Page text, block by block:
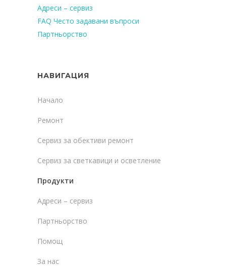
Адреси – сервиз
FAQ Често задавани въпроси
Партньорство
НАВИГАЦИЯ
Начало
Ремонт
Сервиз за обективи ремонт
Сервиз за светкавици и осветление
Продукти
Адреси – сервиз
Партньорство
Помощ
За нас